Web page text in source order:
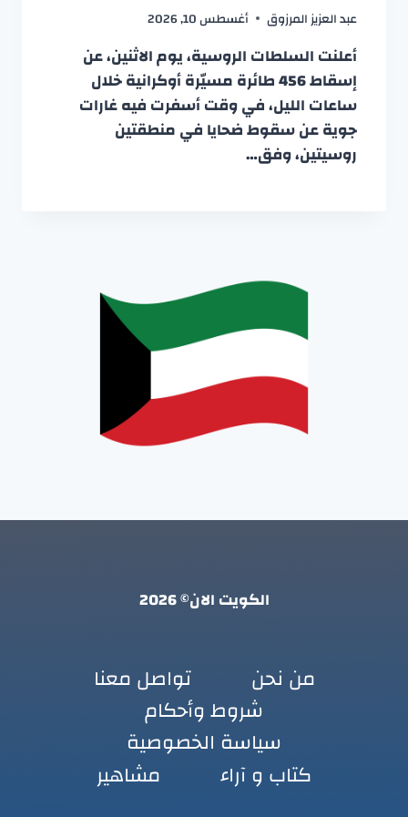
عبد العزيز المرزوق أغسطس 10, 2026
أعلنت السلطات الروسية، يوم الاثنين، عن
إسقاط 456 طائرة مسيّرة أوكرانية خلال
ساعات الليل، في وقت أسفرت فيه غارات
جوية عن سقوط ضحايا في منطقتين
روسيتين، وفق…
الكويت الان© 2026
من نحن
تواصل معنا
شروط وأحكام
سياسة الخصوصية
كتاب و آراء
مشاهير